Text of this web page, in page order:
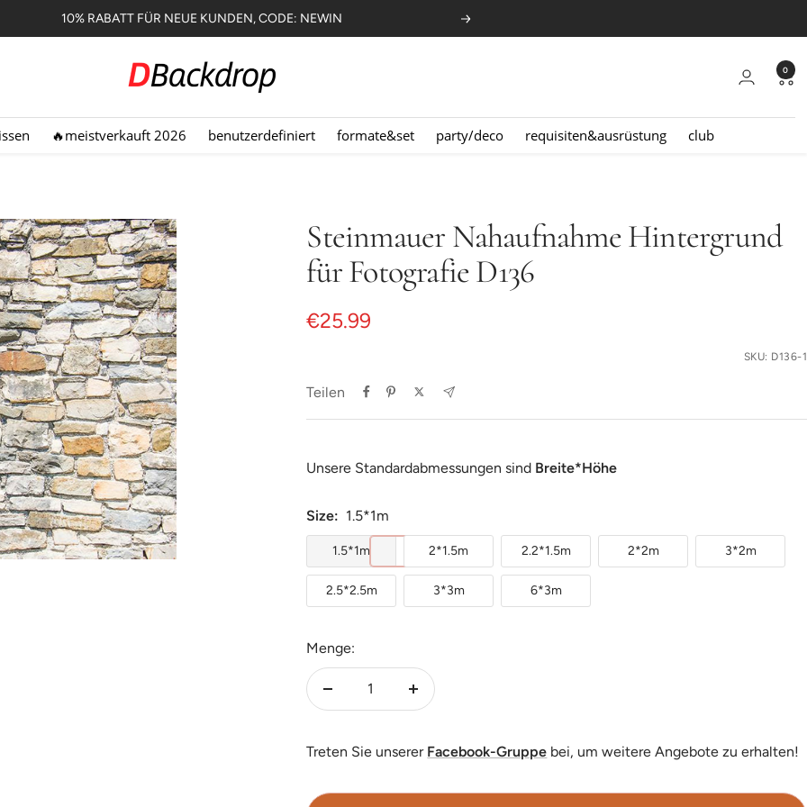
10% RABATT FÜR NEUE KUNDEN, CODE: NEWIN
Weiter
Dbackdrop.de 0
🔥meistverkauft 2026 benutzerdefiniert formate&set party/deco requisiten&ausrüstung club
Steinmauer Nahaufnahme Hintergrund
für Fotografie D136
Angebotspreis
€25.99
SKU: D136-1
Teilen
Unsere Standardabmessungen sind Breite*Höhe
Size: 1.5*1m
1.5*1m 2*1.5m 2.2*1.5m 2*2m 3*2m
2.5*2.5m 3*3m 6*3m
Menge:
Menge
Menge
Treten Sie unserer Facebook-Gruppe bei, um weitere Angebote zu erhalten!